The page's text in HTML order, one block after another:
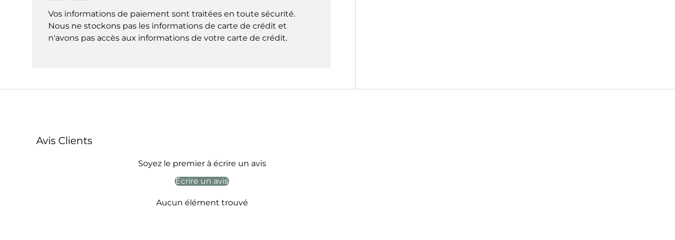
Vos informations de paiement sont traitées en toute sécurité.
Nous ne stockons pas les informations de carte de crédit et
n'avons pas accès aux informations de votre carte de crédit.
Avis Clients
Soyez le premier à écrire un avis
Écrire un avis
Aucun élément trouvé